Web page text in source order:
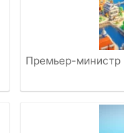
Премьер-министр